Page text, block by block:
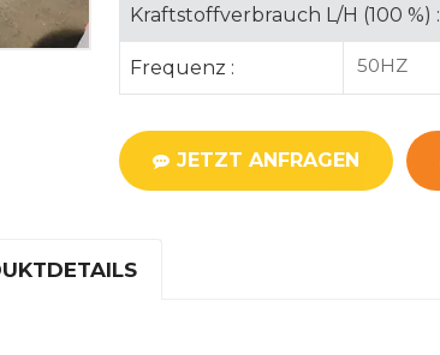
Kraftstoffverbrauch L/H (100 %) :
Frequenz : 50HZ
JETZT ANFRAGEN